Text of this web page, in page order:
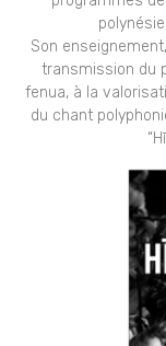
Son
transmission du
fenua, à la
du chant